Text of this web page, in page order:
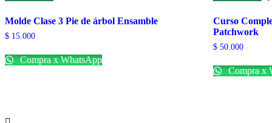
Molde Clase 3 Pie de árbol Ensamble
$ 15.000
Compra x WhatsApp
Curso
Patchwork
$ 50.000
Compra x